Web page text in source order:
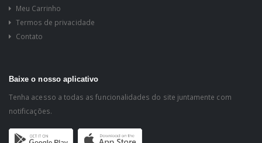
Meu Carrinho
Termos de privacidade
Contato
Baixe o nosso aplicativo
Tenha acesso a todas as funcionalidades do site juntamente com
notificações.